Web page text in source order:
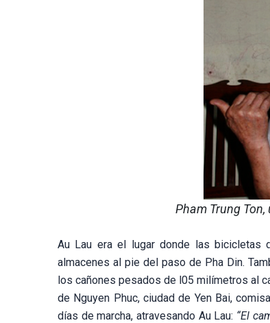
Pham Trung
Au Lau era el lugar donde las bicicletas
almacenes al pie del paso de Pha Din.
los cañones pesados de l05 milímetros al
de Nguyen Phuc, ciudad de Yen Bai,
días de marcha, atravesando Au Lau: “El